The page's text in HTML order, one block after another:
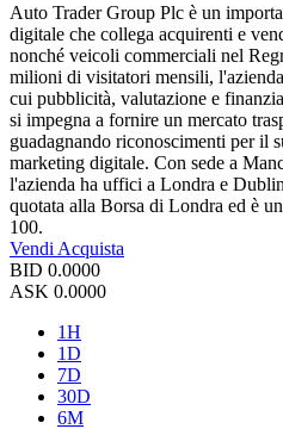
Auto Trader Group Plc è un
digitale che collega acquirenti e
nonché veicoli commerciali nel
milioni di visitatori mensili,
cui pubblicità, valutazione e
si impegna a fornire un mercato
guadagnando riconoscimenti per il
marketing digitale. Con sede a
l'azienda ha uffici a Londra e
quotata alla Borsa di Londra ed è
100.
Vendi Acquista
BID 0.0000
ASK 0.0000
1H
1D
7D
30D
6M